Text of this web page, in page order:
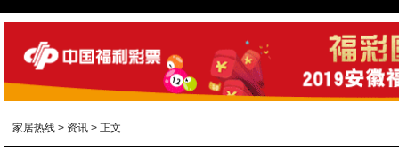
家居热线 > 资讯 > 正文